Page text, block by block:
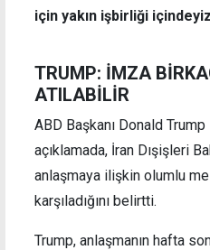
için yakın işbirliği
TRUMP: İMZA
ATILABİLİR
ABD Başkanı Donald Trump
açıklamada, İran Dışişleri
anlaşmaya ilişkin olumlu
karşıladığını belirtti.
Trump, anlaşmanın hafta